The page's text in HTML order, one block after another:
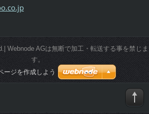
o.co.jp
Webnode AGは無断で加工・転送する事を禁じま
す。
ージを作成しよう